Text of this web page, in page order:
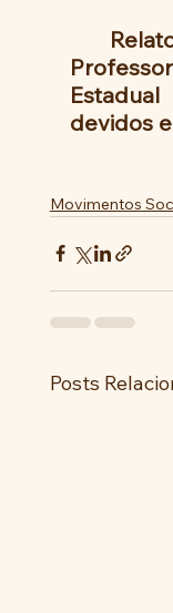
devidos
Movimentos
Posts